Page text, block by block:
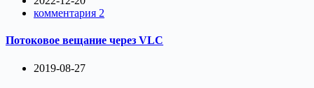
комментария 2
Потоковое вещание через VLC
2019-08-27